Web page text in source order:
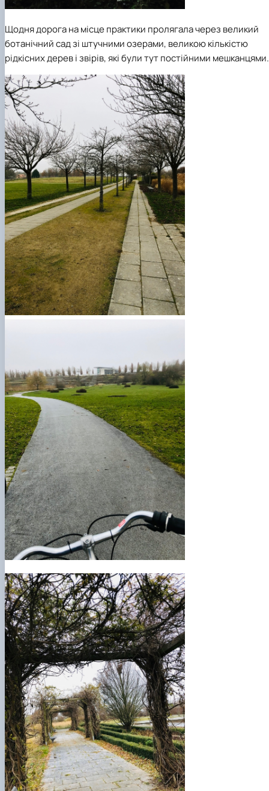
Щодня дорога на місце практики пролягала через великий
ботанічний сад зі штучними озерами, великою кількістю
рідкісних дерев і звірів, які були тут постійними мешканцями.